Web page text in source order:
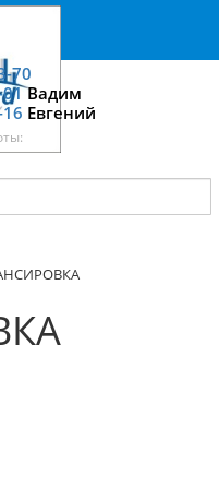
70
Вадим
Евгений